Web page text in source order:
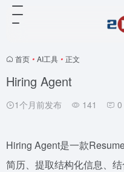
首页 • AI工具 • 正文
Hiring Agent
1个月前发布 141 0
Hiring Agent是一款
简历、提取结构化信息、